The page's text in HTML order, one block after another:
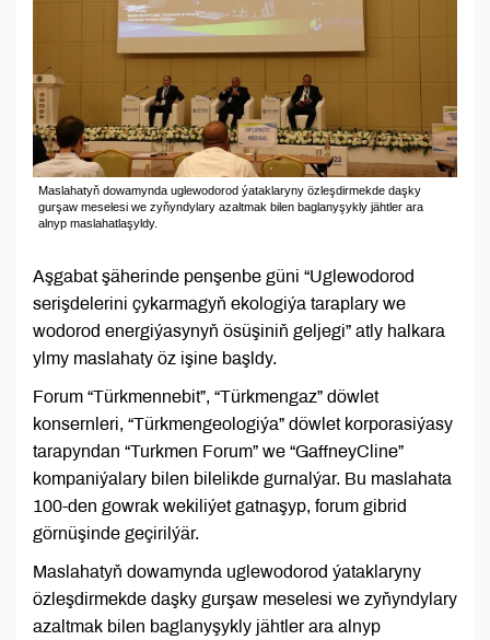
Maslahatyň dowamynda uglewodorod ýataklaryny özleşdirmekde daşky
gurşaw meselesi we zyňyndylary azaltmak bilen baglanyşykly jähtler ara
alnyp maslahatlaşyldy.
Aşgabat şäherinde penşenbe güni “Uglewodorod
serişdelerini çykarmagyň ekologiýa taraplary we
wodorod energiýasynyň ösüşiniň geljegi” atly halkara
ylmy maslahaty öz işine başldy.
Forum “Türkmennebit”, “Türkmengaz” döwlet
konsernleri, “Türkmengeologiýa” döwlet korporasiýasy
tarapyndan “Turkmen Forum” we “GaffneyCline”
kompaniýalary bilen bilelikde gurnalýar. Bu maslahata
100-den gowrak wekiliýet gatnaşyp, forum gibrid
görnüşinde geçirilýär.
Maslahatyň dowamynda uglewodorod ýataklaryny
özleşdirmekde daşky gurşaw meselesi we zyňyndylary
azaltmak bilen baglanyşykly jähtler ara alnyp